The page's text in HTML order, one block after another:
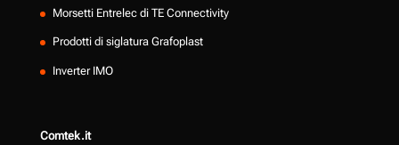
Morsetti Entrelec di TE Connectivity
Prodotti di siglatura Grafoplast
Inverter IMO
Comtek.it